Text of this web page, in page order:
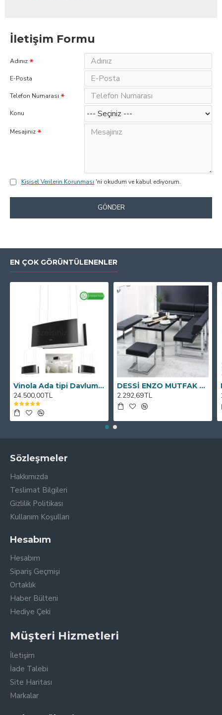
İletişim Formu
Adınız
E-Posta
Telefon Numarası
Konu
Mesajınız
Kişisel Verilerin Korunması 'ni okudum ve kabul ediyorum.
GÖNDER
EN ÇOK GÖRÜNTÜLENENLER
Vinola Ada tipi Davlumbaz MCIB101.111.900 90cm
24.500,00TL
DESSİ ENZO MUTFAK KÖŞE TAKIMI
2.292,69TL
Sözleşmeler
Hakkımızda
Teslimat Bilgileri
Gizlilik Politikası
Kullanım Koşulları
Hesabım
Hesabım
Sipariş Geçmişi
Ortaklık
Haber Bülteni
Hediye Çeki
Müşteri Hizmetleri
İletişim
İade Talebi
Site Haritası
Markalar